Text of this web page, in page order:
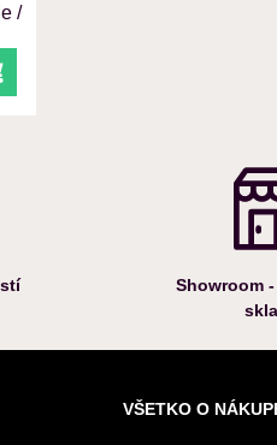
/
košíka
Showroom
VŠETKO O